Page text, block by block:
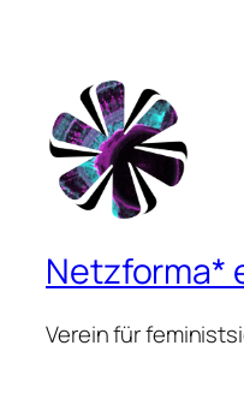
Netzforma*
Verein für